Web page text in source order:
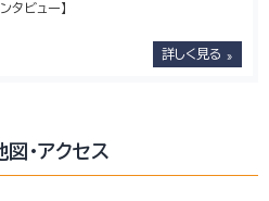
タビュー】
詳しく見る
・アクセス